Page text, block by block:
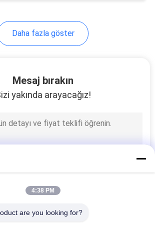
kapaklı
Kovası
Daha fazla göster
Mesaj bırakın
yakında arayacağız!
4:38 PM
are you looking for?